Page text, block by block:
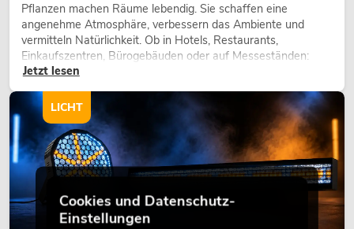
Pflanzen machen Räume lebendig. Sie schaffen eine
angenehme Atmosphäre, verbessern das Ambiente und
vermitteln Natürlichkeit. Ob in Hotels, Restaurants,
Einkaufszentren, Bürogebäuden oder auf Messeständen:
eine hochwertige Begrünung gehört heute längst zum
modernen Raumkonzept.
Jetzt lesen
LICHT
Cookies und Datenschutz-
Einstellungen